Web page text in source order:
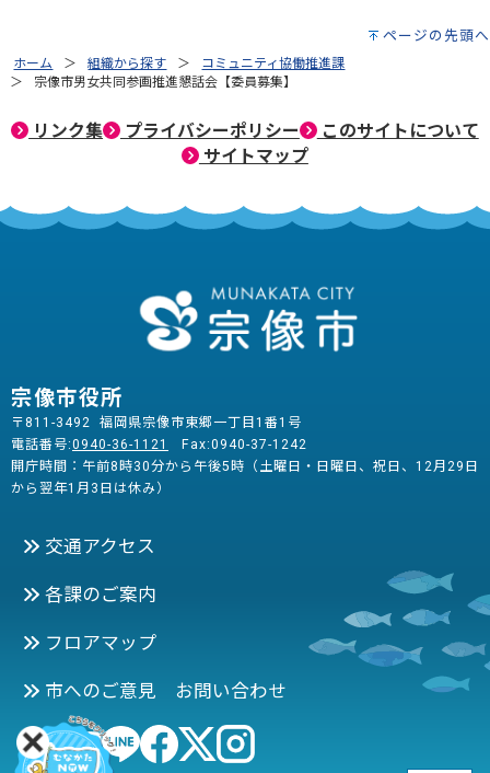
ページの先頭へ
ホーム 組織から探す
コミュニティ協働推進課
宗像市男女共同参画推進懇話会【委員募集】
リンク集 プライバシーポリシー
このサイトについて
サイトマップ
宗像市役所
〒811-3492 福岡県宗像市東郷一丁目1番1号
電話番号:0940-36-1121
Fax:0940-37-1242
開庁時間：午前8時30分から午後5時（土曜日・日曜日、祝日、12月29日
から翌年1月3日は休み）
交通アクセス
各課のご案内
フロアマップ
市へのご意見 お問い合わせ